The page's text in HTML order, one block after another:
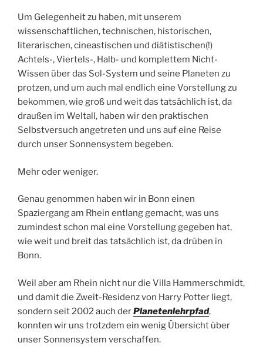
Um Gelegenheit zu haben, mit unserem
wissenschaftlichen, technischen, historischen,
literarischen, cineastischen und diätistischen(!)
Achtels-, Viertels-, Halb- und komplettem Nicht-
Wissen über das Sol-System und seine Planeten zu
protzen, und um auch mal endlich eine Vorstellung zu
bekommen, wie groß und weit das tatsächlich ist, da
draußen im Weltall, haben wir den praktischen
Selbstversuch angetreten und uns auf eine Reise
durch unser Sonnensystem begeben.
Mehr oder weniger.
Genau genommen haben wir in Bonn einen
Spaziergang am Rhein entlang gemacht, was uns
zumindest schon mal eine Vorstellung gegeben hat,
wie weit und breit das tatsächlich ist, da drüben in
Bonn.
Weil aber am Rhein nicht nur die Villa Hammerschmidt,
und damit die Zweit-Residenz von Harry Potter liegt,
sondern seit 2002 auch derPlanetenlehrpfad,
konnten wir uns trotzdem ein wenig Übersicht über
unser Sonnensystem verschaffen.